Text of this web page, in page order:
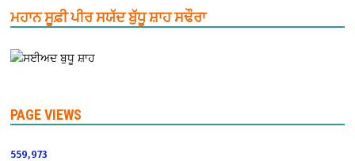
ਮਹਾਨ ਸੂਫ਼ੀ ਪੀਰ ਸਯੱਦ ਬੁੱਧੂ ਸ਼ਾਹ ਸਢੌਰਾ
PAGE VIEWS
559,973